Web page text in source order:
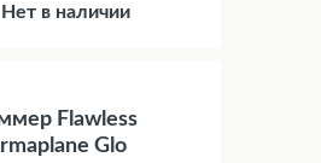
Нет в наличии
Flawless
Glo